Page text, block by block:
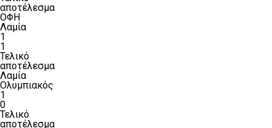
αποτέλεσμα
ΟΦΗ
Λαμία
1
1
Τελικό
αποτέλεσμα
Λαμία
Ολυμπιακός
1
0
Τελικό
αποτέλεσμα